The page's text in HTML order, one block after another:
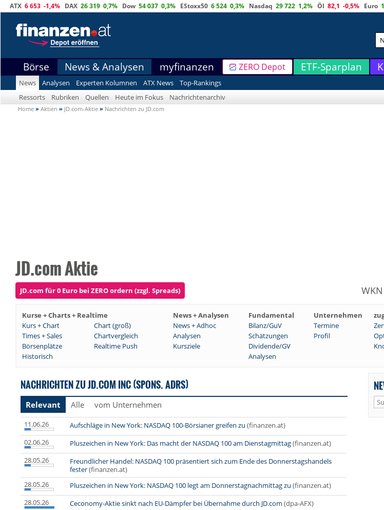
ATX 6 653 -1,4% DAX 26 319 0,7% Dow 54 037 0,3% EStoxx50 6 524 0,3% Nasdaq 29 722 1,2% Öl 82,1 -0,5% Euro
Börse News & Analysen myfinanzen ZERO Depot ETF-Sparplan
News Analysen Experten Kolumnen ATX News
Top-Rankings
Ressorts
Rubriken Quellen Heute im Fokus Nachrichtenarchiv
Home » Aktien » JD.com-Aktie » Nachrichten zu JD.com
JD.com Aktie
JD.com für 0 Euro bei ZERO ordern (zzgl. Spreads)
Kurse + Charts + Realtime News + Analysen Fundamental Unternehmen
Kurs + Chart
Chart (groß) News + Adhoc Bilanz/GuV Termine
Times + Sales
Chartvergleich Analysen Schätzungen Profil
Börsenplätze
Realtime Push Kursziele Dividende/GV
Historisch
Analysen
NACHRICHTEN ZU JD.COM INC (SPONS. ADRS)
Relevant Alle vom Unternehmen
11.06.26 Aufschläge in New York: NASDAQ 100-Börsianer greifen zu (finanzen.at)
02.06.26
Pluszeichen in New York: Das macht der NASDAQ 100 am Dienstagmittag(finanzen.at)
28.05.26
Freundlicher Handel: NASDAQ 100 präsentiert sich zum Ende des Donnerstagshandels
fester(finanzen.at)
28.05.26
Pluszeichen in New York: NASDAQ 100 legt am Donnerstagnachmittag zu (finanzen.at)
28.05.26
Ceconomy-Aktie sinkt nach EU-Dämpfer bei Übernahme durch JD.com (dpa-AFX)